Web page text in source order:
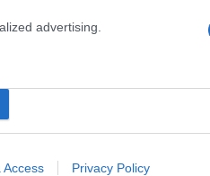
advertising.
Access Privacy Policy